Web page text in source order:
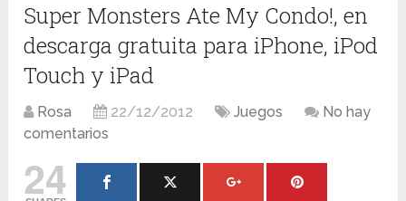
Super Monsters Ate My Condo!, en
descarga gratuita para iPhone, iPod
Touch y iPad
Rosa 22/12/2012 Juegos
No hay
comentarios
24